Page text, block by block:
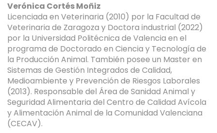
Verónica Cortés Moñiz
Licenciada en Veterinaria (2010) por la Facultad de
Veterinaria de Zaragoza y Doctora industrial (2022)
por la Universidad Politécnica de Valencia en el
programa de Doctorado en Ciencia y Tecnología de
la Producción Animal. También posee un Master en
Sistemas de Gestión Integrados de Calidad,
Medioambiente y Prevención de Riesgos Laborales
(2013). Responsable del Área de Sanidad Animal y
Seguridad Alimentaria del Centro de Calidad Avícola
y Alimentación Animal de la Comunidad Valenciana
(CECAV).